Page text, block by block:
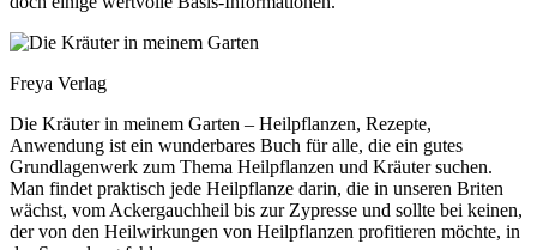
Freya Verlag
Die Kräuter in meinem Garten – Heilpflanzen, Rezepte,
Anwendung ist ein wunderbares Buch für alle, die ein gutes
Grundlagenwerk zum Thema Heilpflanzen und Kräuter suchen.
Man findet praktisch jede Heilpflanze darin, die in unseren Briten
wächst, vom Ackergauchheil bis zur Zypresse und sollte bei keinen,
der von den Heilwirkungen von Heilpflanzen profitieren möchte, in